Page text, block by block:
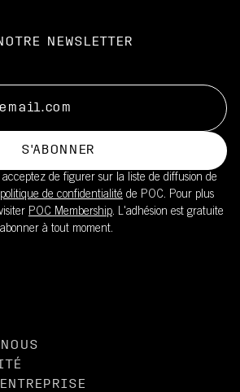
NEWSLETTER
S'ABONNER
acceptez de figurer sur la liste de diffusion de
politique de confidentialité de POC. Pour plus
POC Membership. L'adhésion est gratuite
à tout moment.